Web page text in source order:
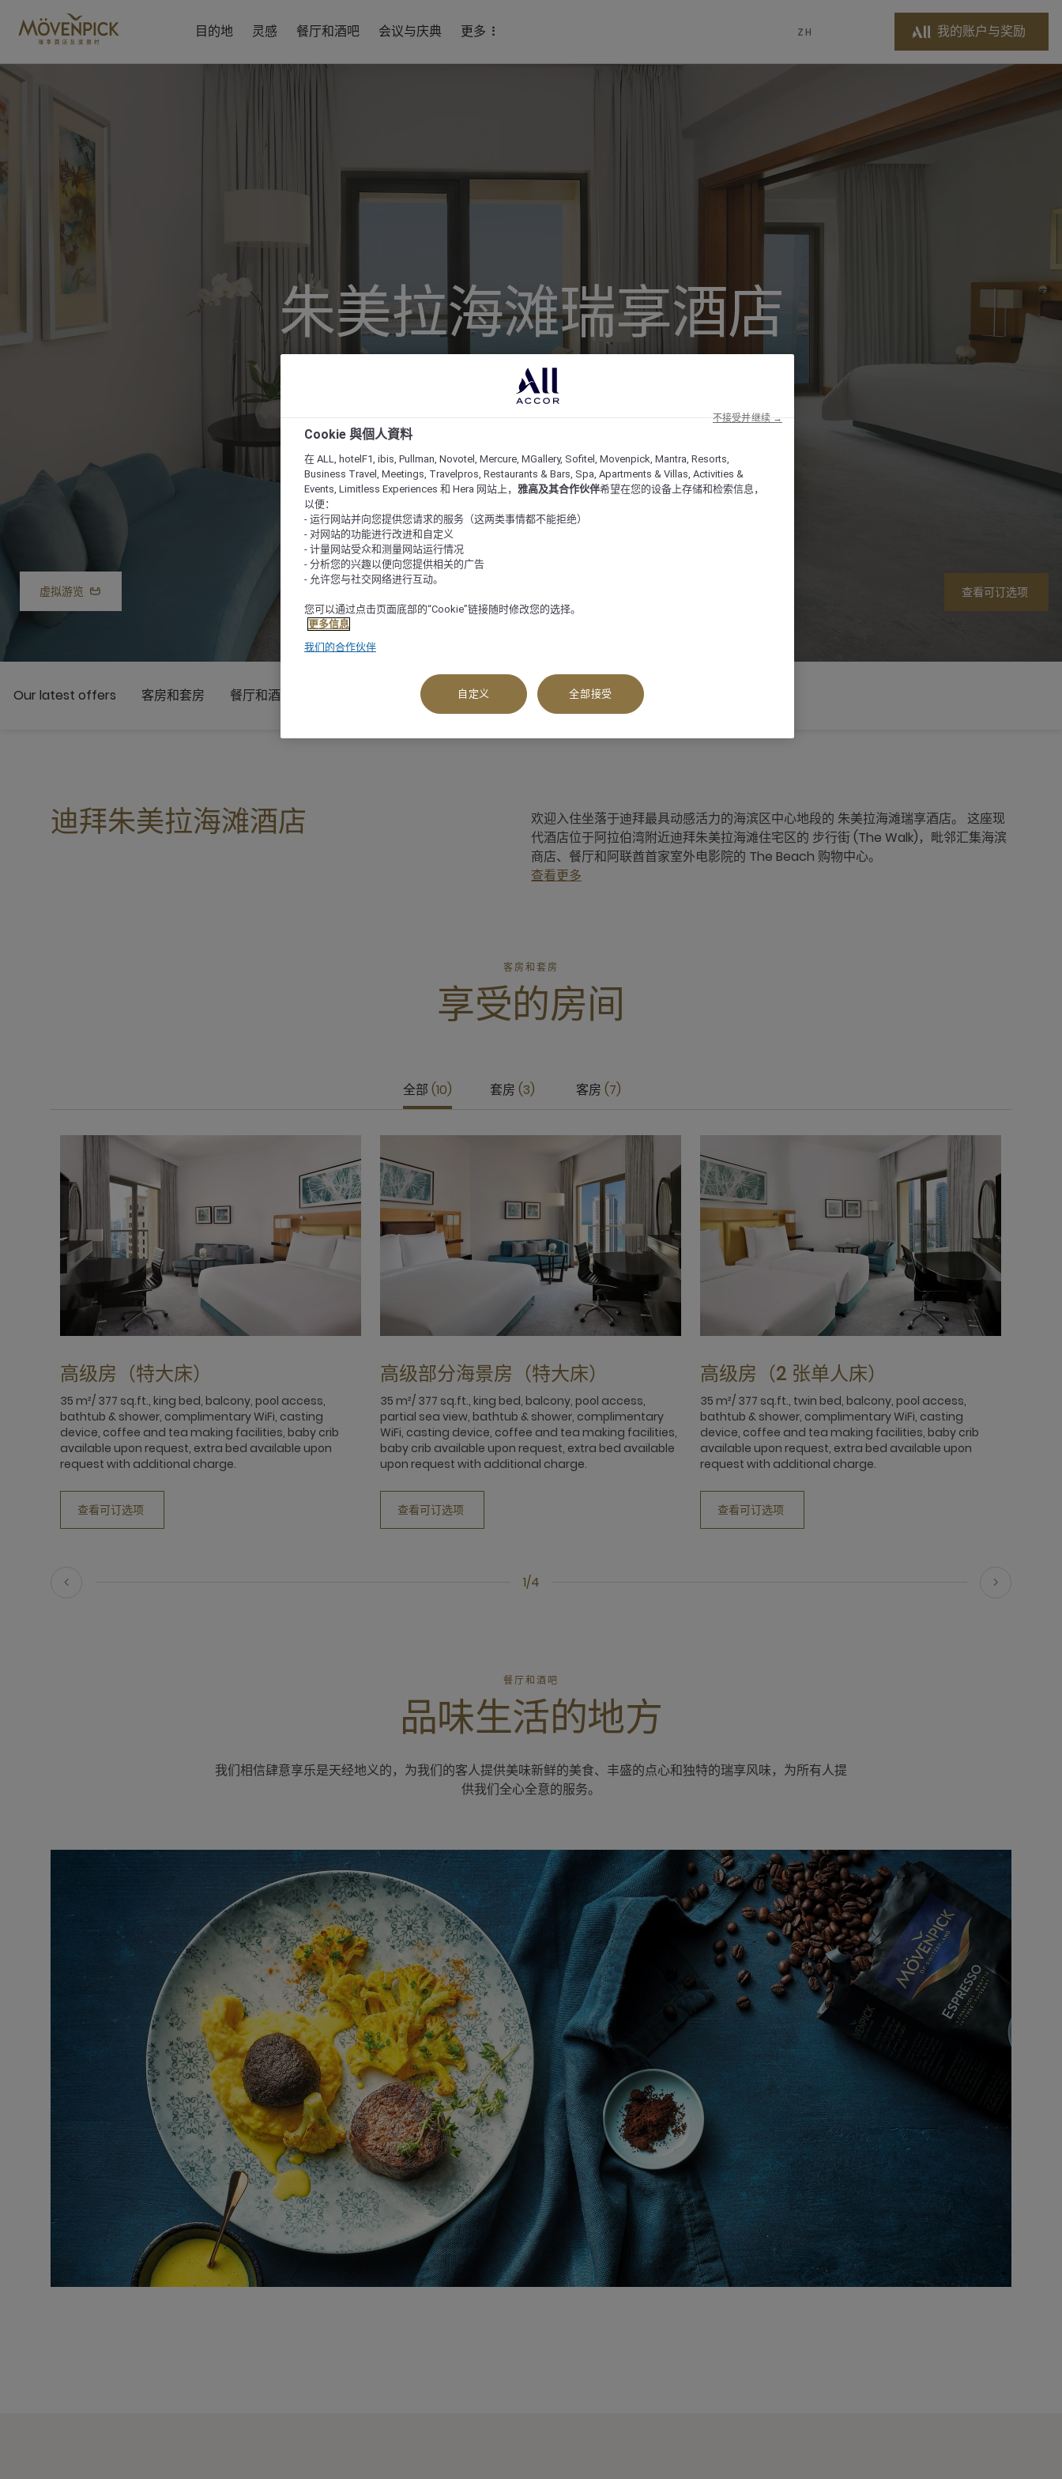
要
容
目的地 灵感 餐厅和酒吧 会议与庆典 更多 ZH 我的账户与奖励
朱美拉海滩瑞享酒店
虚拟游览 查看可订选项
Our latest offers 客房和套房 餐厅和酒吧 实用信息
迪拜朱美拉海滩酒店
欢迎入住坐落于迪拜最具动感活力的海滨区中心地段的 朱美拉海滩瑞享酒店。 这座现
代酒店位于阿拉伯湾附近迪拜朱美拉海滩住宅区的 步行街 (The Walk)，毗邻汇集海滨
商店、餐厅和阿联酋首家室外电影院的 The Beach 购物中心。
查看更多
客房和套房
享受的房间
全部 10 套房 3 客房 7
1/4
高级房（特大床）
35 m²/ 377 sq.ft., king bed, balcony, pool access,
bathtub & shower, complimentary WiFi, casting
device, coffee and tea making facilities, baby crib
available upon request, extra bed available upon
request with additional charge.
查看可订选项
高级部分海景房（特大床）
35 m²/ 377 sq.ft., king bed, balcony, pool access,
partial sea view, bathtub & shower, complimentary
WiFi, casting device, coffee and tea making facilities,
baby crib available upon request, extra bed available
upon request with additional charge.
查看可订选项
高级房（2 张单人床）
35 m²/ 377 sq.ft., twin bed, balcony, pool access,
bathtub & shower, complimentary WiFi, casting
device, coffee and tea making facilities, baby crib
available upon request, extra bed available upon
request with additional charge.
查看可订选项
餐厅和酒吧
品味生活的地方
我们相信肆意享乐是天经地义的，为我们的客人提供美味新鲜的美食、丰盛的点心和独特的瑞享风味，为所有人提
供我们全心全意的服务。
Cookie 與個人資料
在 ALL, hotelF1, ibis, Pullman, Novotel, Mercure, MGallery, Sofitel, Movenpick, Mantra, Resorts,
Business Travel, Meetings, Travelpros, Restaurants & Bars, Spa, Apartments & Villas, Activities &
Events, Limitless Experiences 和 Hera 网站上， 雅高及其合作伙伴希望在您的设备上存储和检索信息，
以便：
- 运行网站并向您提供您请求的服务（这两类事情都不能拒绝）
- 对网站的功能进行改进和自定义
- 计量网站受众和测量网站运行情况
- 分析您的兴趣以便向您提供相关的广告
- 允许您与社交网络进行互动。
您可以通过点击页面底部的“Cookie”链接随时修改您的选择。
更多信息
我们的合作伙伴
自定义 全部接受
不接受并继续 →